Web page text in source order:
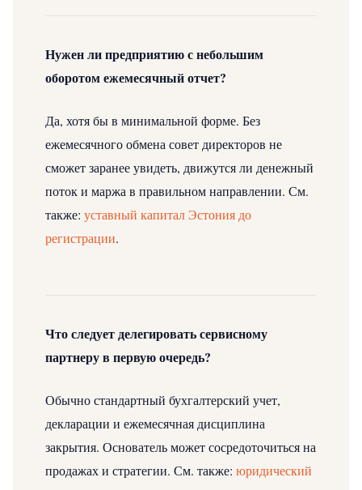
Нужен ли предприятию с небольшим
оборотом ежемесячный отчет?
Да, хотя бы в минимальной форме. Без
ежемесячного обмена совет директоров не
сможет заранее увидеть, движутся ли денежный
поток и маржа в правильном направлении. См.
также: уставный капитал Эстония до
регистрации.
Что следует делегировать сервисному
партнеру в первую очередь?
Обычно стандартный бухгалтерский учет,
декларации и ежемесячная дисциплина
закрытия. Основатель может сосредоточиться на
продажах и стратегии. См. также: юридический